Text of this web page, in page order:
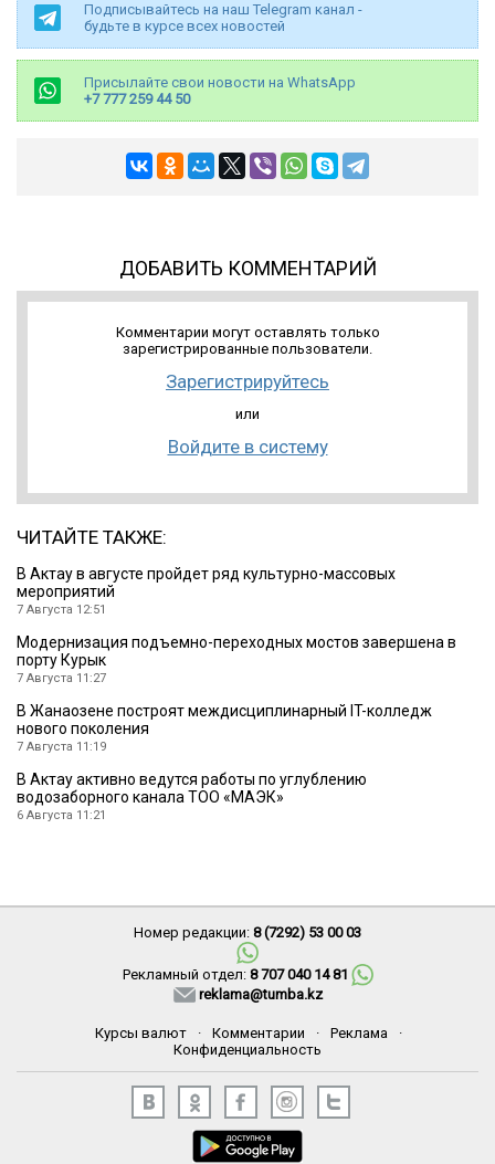
Подписывайтесь на наш Telegram канал -
будьте в курсе всех новостей
Присылайте свои новости на WhatsApp
+7 777 259 44 50
ДОБАВИТЬ КОММЕНТАРИЙ
Комментарии могут оставлять только
зарегистрированные пользователи.
Зарегистрируйтесь
или
Войдите в систему
ЧИТАЙТЕ ТАКЖЕ:
В Актау в августе пройдет ряд культурно-массовых
мероприятий
7 Августа 12:51
Модернизация подъемно-переходных мостов завершена в
порту Курык
7 Августа 11:27
В Жанаозене построят междисциплинарный IT-колледж
нового поколения
7 Августа 11:19
В Актау активно ведутся работы по углублению
водозаборного канала ТОО «МАЭК»
6 Августа 11:21
Номер редакции: 8 (7292) 53 00 03
Рекламный отдел: 8 707 040 14 81
reklama@tumba.kz
Курсы валют · Комментарии · Реклама
·
Конфиденциальность